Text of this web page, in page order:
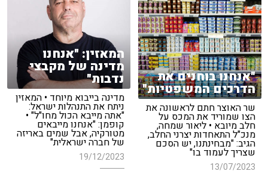
המאזין: "אנחנו
מדינה של מקבצי
נדבות"
מדינה בייבוא מיוחד • המאזין
ניתח את התנהלות ישראל:
"אתה מייבא הכול מחו"ל" •
קופמן: "אנחנו מייבאים
מטורקיה, אבל שמים באריזה
של חברה ישראלית"
19/12/2023
"אנחנו בוחנים את
הדרכים המשפטיות"
שר האוצר חתם לראשונה את
הצו שמוריד את המכס על
חלב מיובא • ליאור שמחה,
מנכ"ל התאחדות יצרני החלב,
הגיב: "מבחינתנו, יש הסכם
שצריך לעמוד בו"
13/07/2023